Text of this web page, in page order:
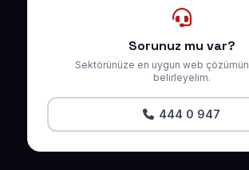
Sorunuz mu var?
Sektörünüze en uygun web
belirleyelim.
444 0 947